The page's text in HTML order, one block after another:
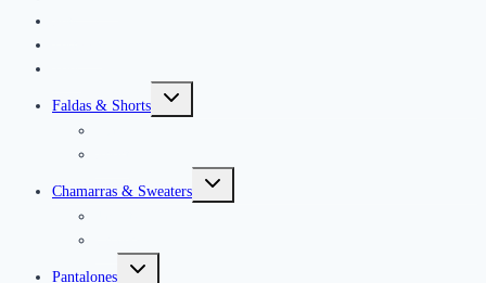
Faldas & Shorts
Alternar
Chamarras & Sweaters
Alternar
Pantalones
Alternar